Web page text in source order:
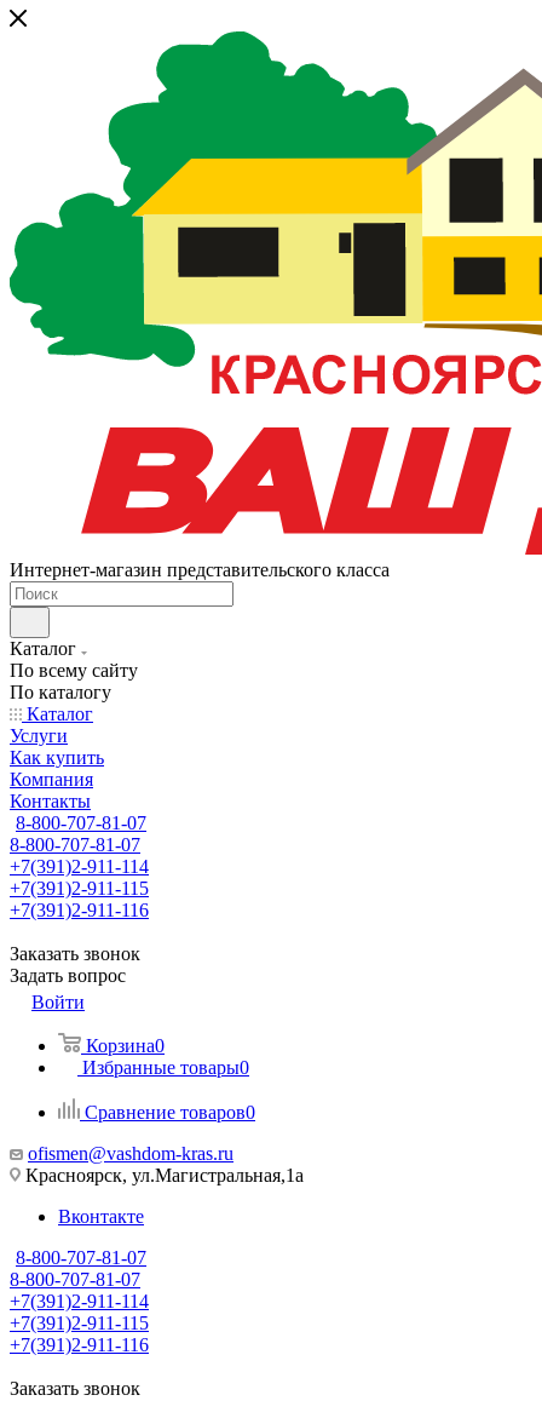
Интернет-магазин представительского класса
Каталог
По всему сайту
По каталогу
Каталог
Услуги
Как купить
Компания
Контакты
8-800-707-81-07
8-800-707-81-07
+7(391)2-911-114
+7(391)2-911-115
+7(391)2-911-116
Заказать звонок
Задать вопрос
Войти
Корзина0
Избранные товары0
Сравнение товаров0
ofismen@vashdom-kras.ru
Красноярск, ул.Магистральная,1а
Вконтакте
8-800-707-81-07
8-800-707-81-07
+7(391)2-911-114
+7(391)2-911-115
+7(391)2-911-116
Заказать звонок